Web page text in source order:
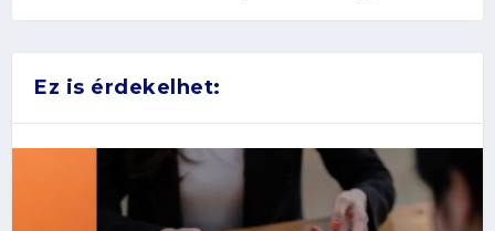
Ez is érdekelhet: